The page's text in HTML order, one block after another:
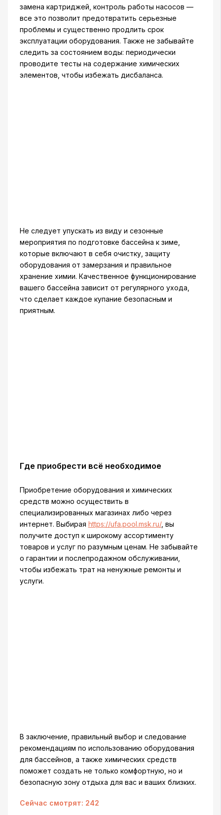
замена картриджей, контроль работы насосов —
все это позволит предотвратить серьезные
проблемы и существенно продлить срок
эксплуатации оборудования. Также не забывайте
следить за состоянием воды: периодически
проводите тесты на содержание химических
элементов, чтобы избежать дисбаланса.
Не следует упускать из виду и сезонные
мероприятия по подготовке бассейна к зиме,
которые включают в себя очистку, защиту
оборудования от замерзания и правильное
хранение химии. Качественное функционирование
вашего бассейна зависит от регулярного ухода,
что сделает каждое купание безопасным и
приятным.
Где приобрести всё необходимое
Приобретение оборудования и химических
средств можно осуществить в
специализированных магазинах либо через
интернет. Выбирая https://ufa.pool.msk.ru/, вы
получите доступ к широкому ассортименту
товаров и услуг по разумным ценам. Не забывайте
о гарантии и послепродажном обслуживании,
чтобы избежать трат на ненужные ремонты и
услуги.
В заключение, правильный выбор и следование
рекомендациям по использованию оборудования
для бассейнов, а также химических средств
поможет создать не только комфортную, но и
безопасную зону отдыха для вас и ваших близких.
Сейчас смотрят: 242